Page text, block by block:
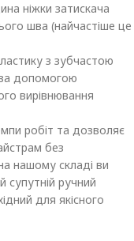
ніжки затискача
шва (найчастіше це
з зубчастою
за допомогою
вирівнювання
робіт та дозволяє
без
нашому складі ви
супутній ручний
для якісного